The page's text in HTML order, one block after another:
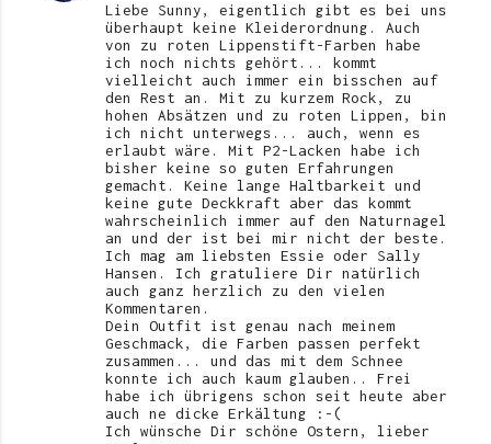
Liebe Sunny, eigentlich gibt es bei uns
überhaupt keine Kleiderordnung. Auch
von zu roten Lippenstift-Farben habe
ich noch nichts gehört... kommt
vielleicht auch immer ein bisschen auf
den Rest an. Mit zu kurzem Rock, zu
hohen Absätzen und zu roten Lippen, bin
ich nicht unterwegs... auch, wenn es
erlaubt wäre. Mit P2-Lacken habe ich
bisher keine so guten Erfahrungen
gemacht. Keine lange Haltbarkeit und
keine gute Deckkraft aber das kommt
wahrscheinlich immer auf den Naturnagel
an und der ist bei mir nicht der beste.
Ich mag am liebsten Essie oder Sally
Hansen. Ich gratuliere Dir natürlich
auch ganz herzlich zu den vielen
Kommentaren.
Dein Outfit ist genau nach meinem
Geschmack, die Farben passen perfekt
zusammen... und das mit dem Schnee
konnte ich auch kaum glauben.. Frei
habe ich übrigens schon seit heute aber
auch ne dicke Erkältung :-(
Ich wünsche Dir schöne Ostern, lieber